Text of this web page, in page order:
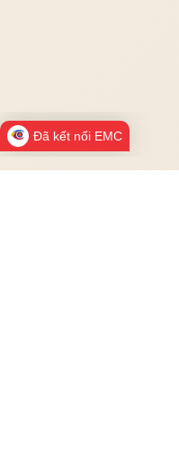
Đã kết nối EMC